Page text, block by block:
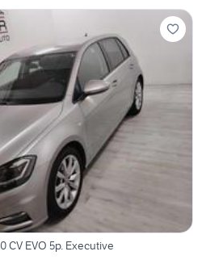
CV EVO 5p. Executive